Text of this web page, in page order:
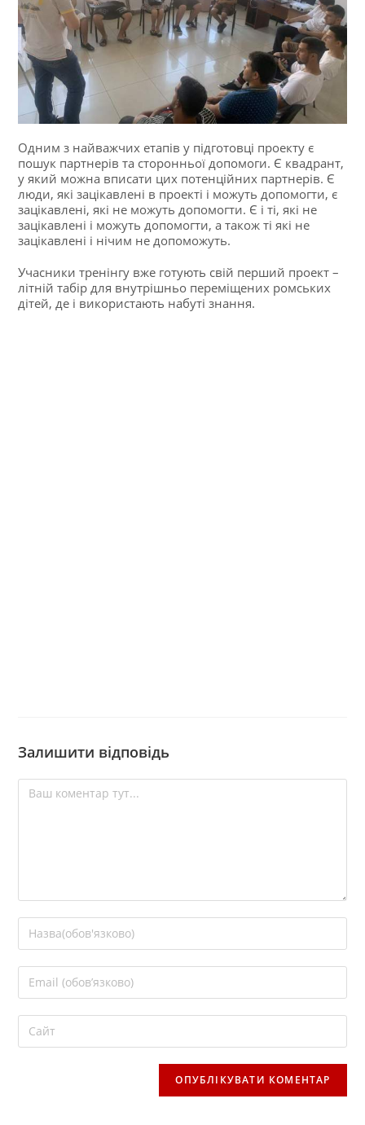
Одним з найважчих етапів у підготовці проекту є
пошук партнерів та сторонньої допомоги. Є квадрант,
у який можна вписати цих потенційних партнерів. Є
люди, які зацікавлені в проекті і можуть допомогти, є
зацікавлені, які не можуть допомогти. Є і ті, які не
зацікавлені і можуть допомогти, а також ті які не
зацікавлені і нічим не допоможуть.
Учасники тренінгу вже готують свій перший проект –
літній табір для внутрішньо переміщених ромських
дітей, де і використають набуті знання.
Залишити відповідь